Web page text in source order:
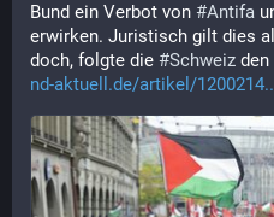
Bund ein Verbot von #Antifa
erwirken. Juristisch gilt dies
doch, folgte die #Schweiz den
nd-aktuell.de/artikel/1200214.